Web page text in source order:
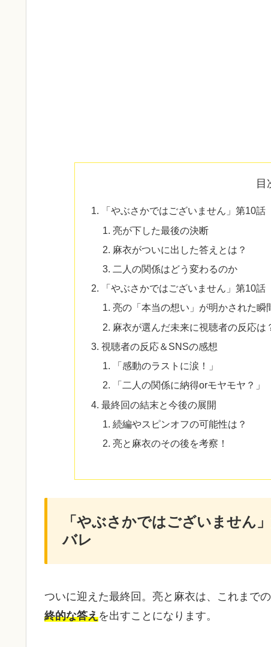
目
「やぶさかではございません」第10
亮が下した最後の決断
麻衣がついに出した答えとは？
二人の関係はどう変わるのか
「やぶさかではございません」第10
亮の「本当の想い」が明かされた瞬
麻衣が選んだ未来に視聴者の反応は
視聴者の反応＆SNSの感想
「感動のラストに涙！」
「二人の関係に納得orモヤモヤ？」
最終回の結末と今後の展開
続編やスピンオフの可能性は？
亮と麻衣のその後を考察！
「やぶさかではございません
バレ
ついに迎えた最終回。亮と麻衣は、これまで
終的な答えを出すことになります。